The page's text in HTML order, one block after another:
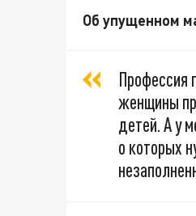
Об упущенном
Профессия
женщины
детей. А у
о которых